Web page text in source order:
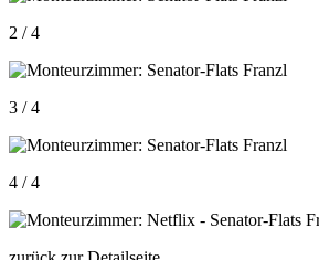
2 / 4
3 / 4
4 / 4